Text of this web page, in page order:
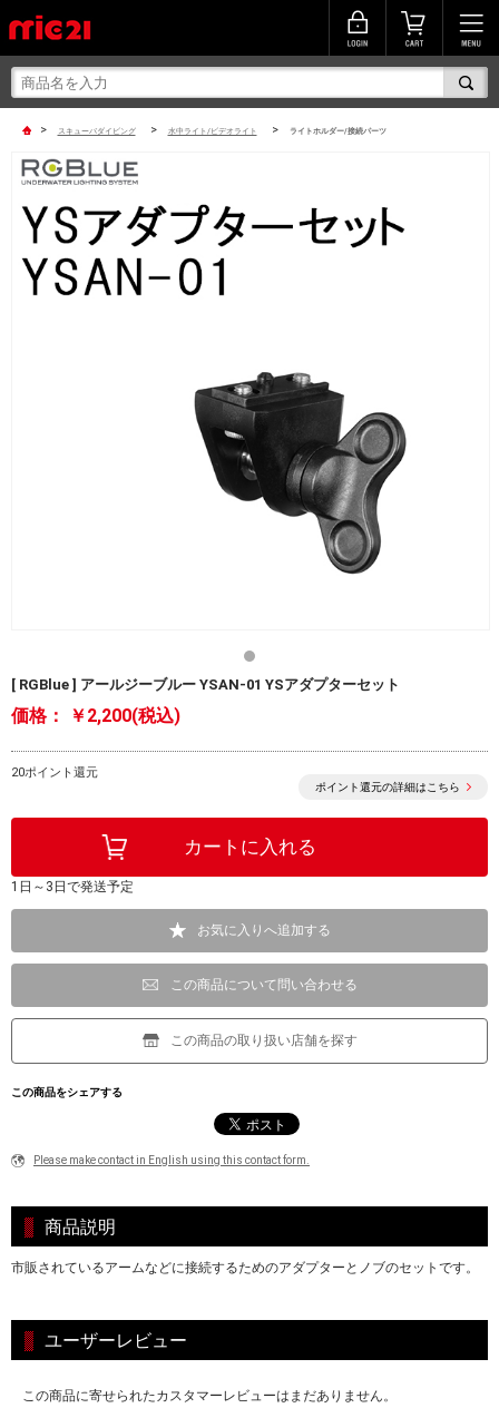
> スキューバダイビング > 水中ライト/ビデオライト > ライトホルダー/接続パーツ
[ RGBlue ] アールジーブルー YSAN-01 YSアダプターセット
価格： ￥2,200(税込)
20ポイント還元
ポイント還元の詳細はこちら
1日～3日で発送予定
お気に入りへ追加する
この商品について問い合わせる
この商品の取り扱い店舗を探す
この商品をシェアする
Please make contact in English using this contact form.
商品説明
市販されているアームなどに接続するためのアダプターとノブのセットです。
ユーザーレビュー
この商品に寄せられたカスタマーレビューはまだありません。